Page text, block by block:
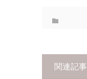
関連記事